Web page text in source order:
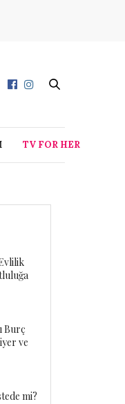
TV FOR HER
Burç
ve
mi?